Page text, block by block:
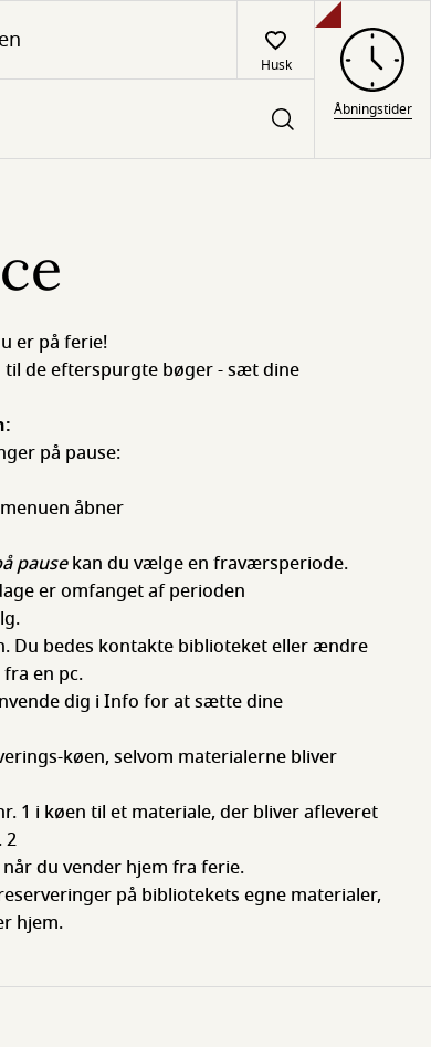
Husk
Åbningstider
er på ferie!
til de efterspurgte bøger - sæt dine
på pause:
åbner
pausekan du vælge en fraværsperiode.
er omfanget af perioden
Du bedes kontakte biblioteket eller ændre
en pc.
dig i Info for at sætte dine
køen, selvom materialerne bliver
1 i køen til et materiale, der bliver afleveret
2
du vender hjem fra ferie.
på bibliotekets egne materialer,
hjem.